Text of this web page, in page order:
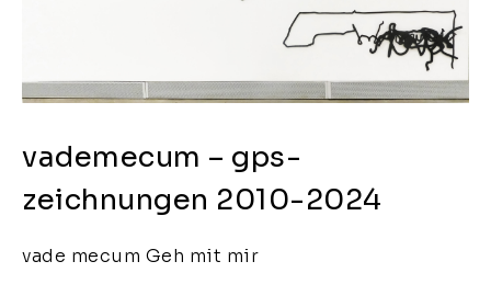
vademecum – gps-
zeichnungen 2010-2024
vade mecum Geh mit mir